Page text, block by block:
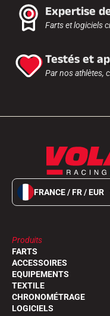
Expertise
Farts et logiciels
Testés et
Par nos athlètes,
FRANCE / FR / EUR
Produits
FARTS
ACCESSOIRES
EQUIPEMENTS
TEXTILE
CHRONOMÉTRAGE
LOGICIELS